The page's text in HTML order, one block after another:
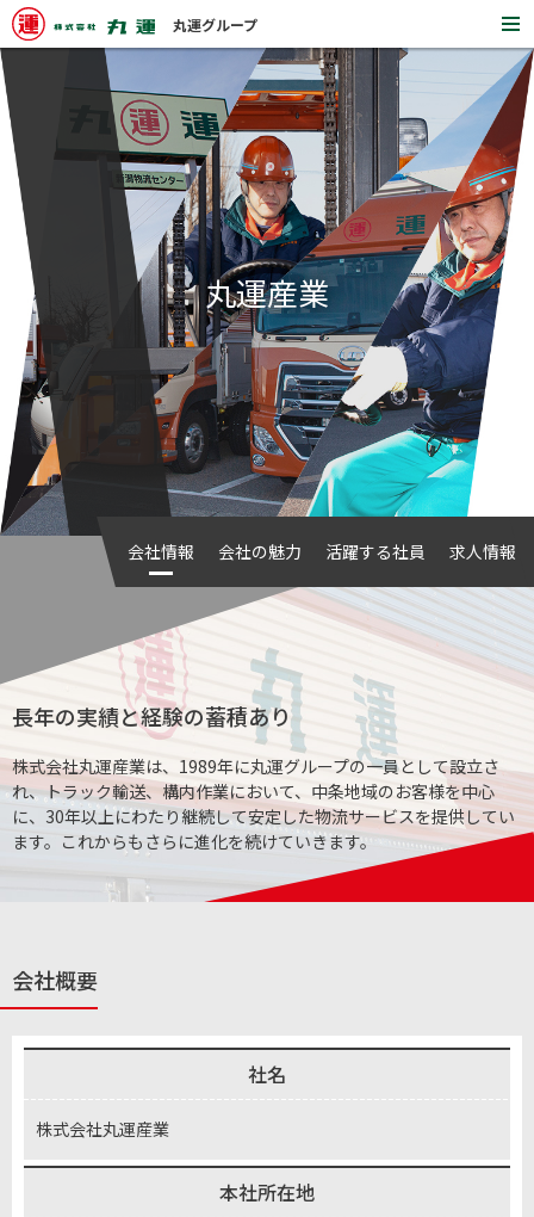
丸運グループ 開
く
丸運産業
会社情報 会社の魅力 活躍する社員 求人情報
長年の実績と経験の蓄積あり
株式会社丸運産業は、1989年に丸運グループの一員として設立さ
れ、トラック輸送、構内作業において、中条地域のお客様を中心
に、30年以上にわたり継続して安定した物流サービスを提供してい
ます。これからもさらに進化を続けていきます。
会社概要
社名
株式会社丸運産業
本社所在地